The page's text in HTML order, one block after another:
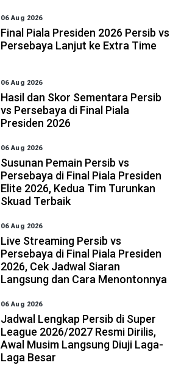
06 Aug 2026
Final Piala Presiden 2026 Persib vs
Persebaya Lanjut ke Extra Time
06 Aug 2026
Hasil dan Skor Sementara Persib
vs Persebaya di Final Piala
Presiden 2026
06 Aug 2026
Susunan Pemain Persib vs
Persebaya di Final Piala Presiden
Elite 2026, Kedua Tim Turunkan
Skuad Terbaik
06 Aug 2026
Live Streaming Persib vs
Persebaya di Final Piala Presiden
2026, Cek Jadwal Siaran
Langsung dan Cara Menontonnya
06 Aug 2026
Jadwal Lengkap Persib di Super
League 2026/2027 Resmi Dirilis,
Awal Musim Langsung Diuji Laga-
Laga Besar